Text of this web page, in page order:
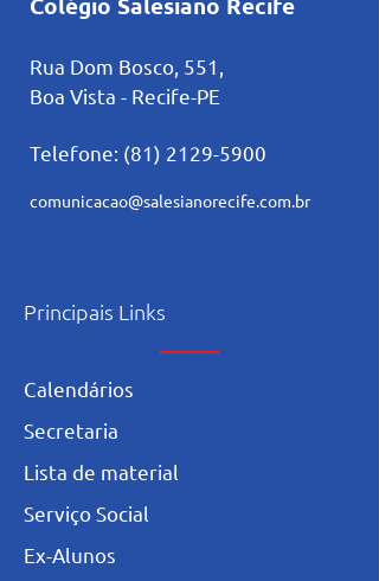
Rua Dom Bosco, 551,
Boa Vista - Recife-PE
Telefone: (81) 2129-5900
comunicacao@salesianorecife.com.br
Principais Links
Calendários
Secretaria
L ista de material
Serviço Social
Ex-Alunos